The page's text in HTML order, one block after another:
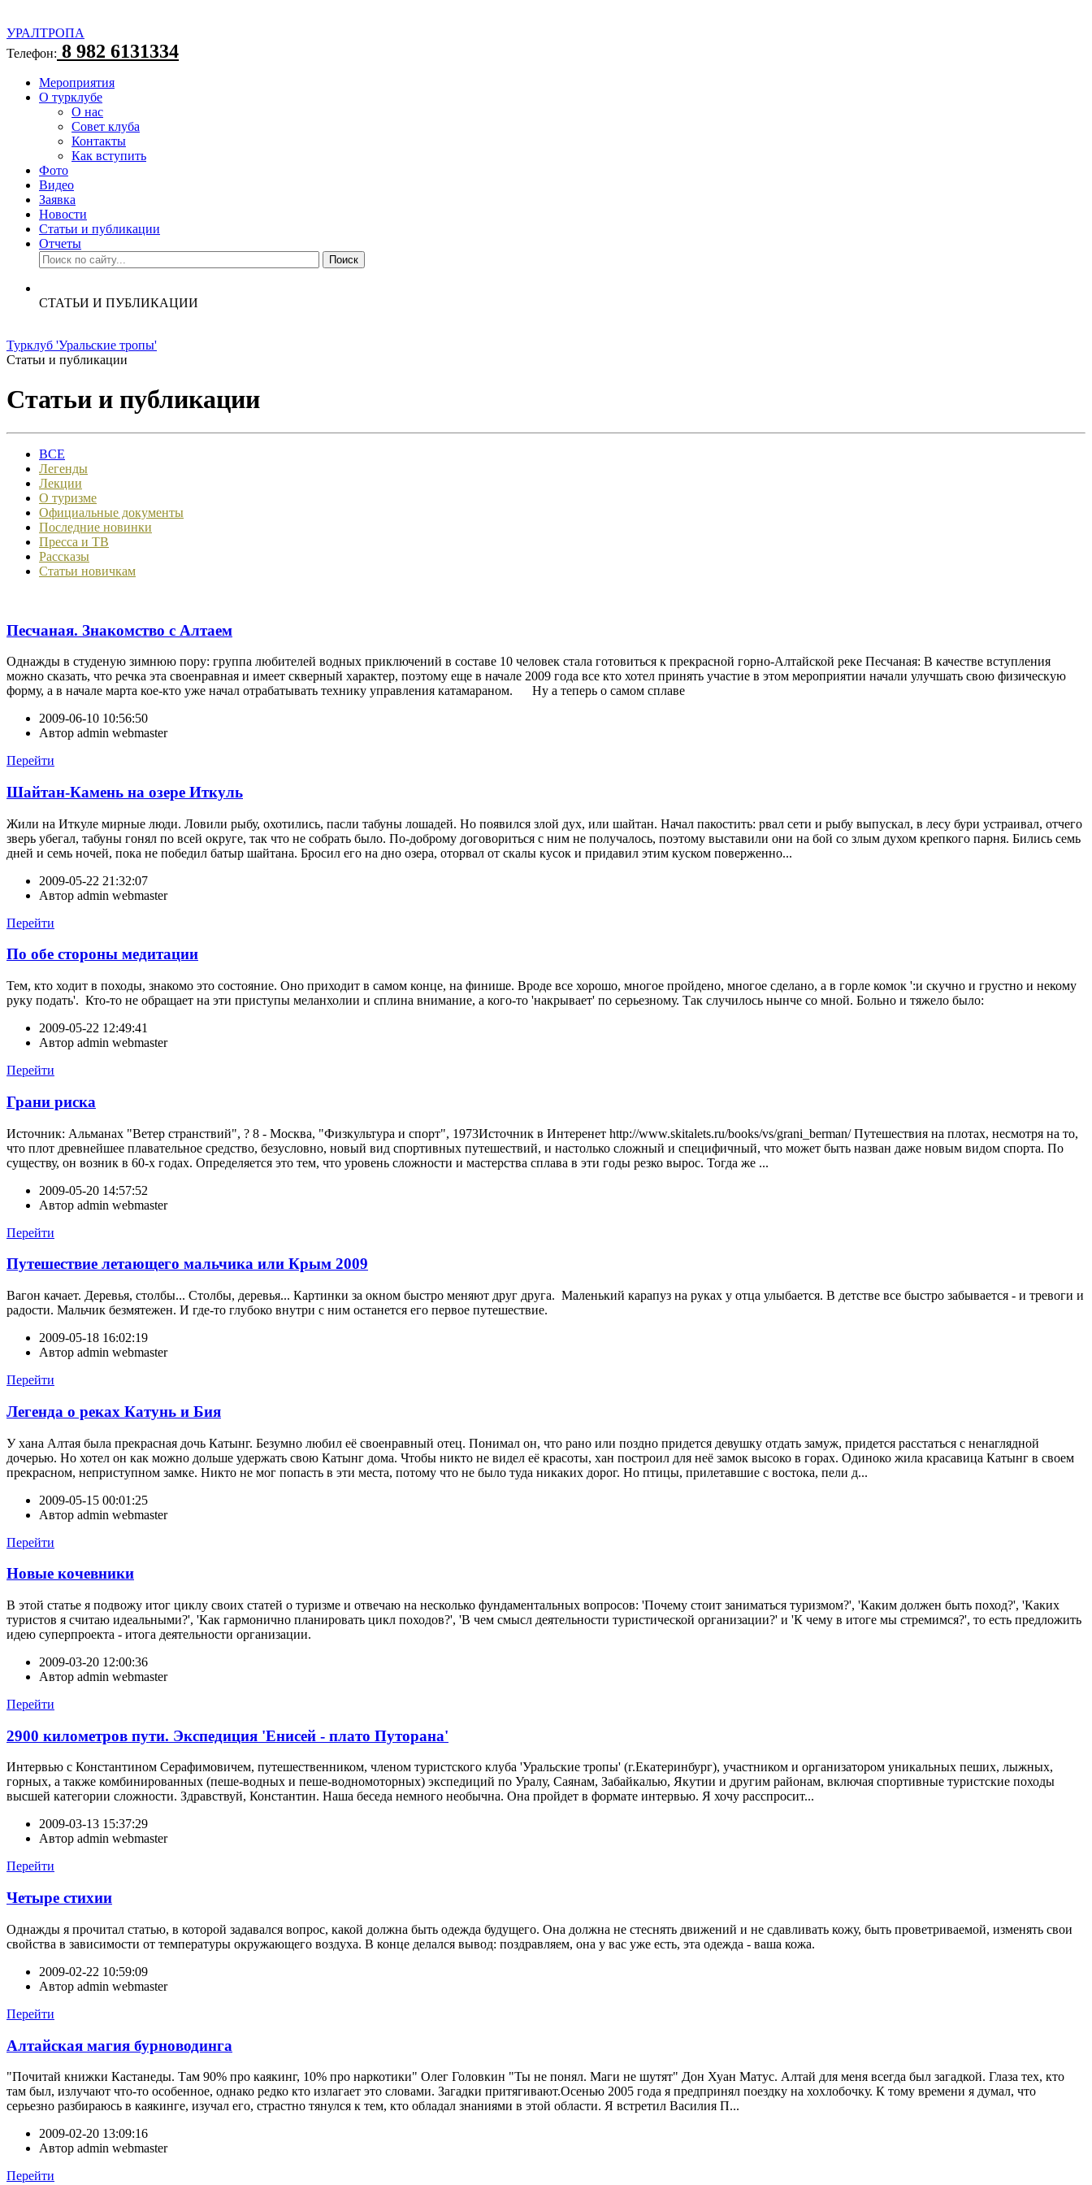
УРАЛТРОПА
Телефон: 8 982 6131334
Мероприятия
О турклубе
О нас
Совет клуба
Контакты
Как вступить
Фото
Видео
Заявка
Новости
Статьи и публикации
Отчеты
СТАТЬИ И ПУБЛИКАЦИИ
Турклуб 'Уральские тропы'
Статьи и публикации
Статьи и публикации
ВСЕ
Легенды
Лекции
О туризме
Официальные документы
Последние новинки
Пресса и ТВ
Рассказы
Статьи новичкам
Песчаная. Знакомство с Алтаем
Однажды в студеную зимнюю пору: группа любителей водных приключений в составе 10 человек стала готовиться к прекрасной горно-Алтайской реке Песчаная: В качестве вступления
можно сказать, что речка эта своенравная и имеет скверный характер, поэтому еще в начале 2009 года все кто хотел принять участие в этом мероприятии начали улучшать свою физическую
форму, а в начале марта кое-кто уже начал отрабатывать технику управления катамараном. Ну а теперь о самом сплаве
2009-06-10 10:56:50
Автор admin webmaster
Перейти
Шайтан-Камень на озере Иткуль
Жили на Иткуле мирные люди. Ловили рыбу, охотились, пасли табуны лошадей. Но появился злой дух, или шайтан. Начал пакостить: рвал сети и рыбу выпускал, в лесу бури устраивал, отчего
зверь убегал, табуны гонял по всей округе, так что не собрать было. По-доброму договориться с ним не получалось, поэтому выставили они на бой со злым духом крепкого парня. Бились семь
дней и семь ночей, пока не победил батыр шайтана. Бросил его на дно озера, оторвал от скалы кусок и придавил этим куском поверженно...
2009-05-22 21:32:07
Автор admin webmaster
Перейти
По обе стороны медитации
Тем, кто ходит в походы, знакомо это состояние. Оно приходит в самом конце, на финише. Вроде все хорошо, многое пройдено, многое сделано, а в горле комок ':и скучно и грустно и некому
руку подать'. Кто-то не обращает на эти приступы меланхолии и сплина внимание, а кого-то 'накрывает' по серьезному. Так случилось нынче со мной. Больно и тяжело было:
2009-05-22 12:49:41
Автор admin webmaster
Перейти
Грани риска
Источник: Альманах "Ветер странствий", ? 8 - Москва, "Физкультура и спорт", 1973Источник в Интеренет http://www.skitalets.ru/books/vs/grani_berman/ Путешествия на плотах, несмотря на то,
что плот древнейшее плавательное средство, безусловно, новый вид спортивных путешествий, и настолько сложный и специфичный, что может быть назван даже новым видом спорта. По
существу, он возник в 60-х годах. Определяется это тем, что уровень сложности и мастерства сплава в эти годы резко вырос. Тогда же ...
2009-05-20 14:57:52
Автор admin webmaster
Перейти
Путешествие летающего мальчика или Крым 2009
Вагон качает. Деревья, столбы... Столбы, деревья... Картинки за окном быстро меняют друг друга. Маленький карапуз на руках у отца улыбается. В детстве все быстро забывается - и тревоги и
радости. Мальчик безмятежен. И где-то глубоко внутри с ним останется его первое путешествие.
2009-05-18 16:02:19
Автор admin webmaster
Перейти
Легенда о реках Катунь и Бия
У хана Алтая была прекрасная дочь Катынг. Безумно любил её своенравный отец. Понимал он, что рано или поздно придется девушку отдать замуж, придется расстаться с ненаглядной
дочерью. Но хотел он как можно дольше удержать свою Катынг дома. Чтобы никто не видел её красоты, хан построил для неё замок высоко в горах. Одиноко жила красавица Катынг в своем
прекрасном, неприступном замке. Никто не мог попасть в эти места, потому что не было туда никаких дорог. Но птицы, прилетавшие с востока, пели д...
2009-05-15 00:01:25
Автор admin webmaster
Перейти
Новые кочевники
В этой статье я подвожу итог циклу своих статей о туризме и отвечаю на несколько фундаментальных вопросов: 'Почему стоит заниматься туризмом?', 'Каким должен быть поход?', 'Каких
туристов я считаю идеальными?', 'Как гармонично планировать цикл походов?', 'В чем смысл деятельности туристической организации?' и 'К чему в итоге мы стремимся?', то есть предложить
идею суперпроекта - итога деятельности организации.
2009-03-20 12:00:36
Автор admin webmaster
Перейти
2900 километров пути. Экспедиция 'Енисей - плато Путорана'
Интервью с Константином Серафимовичем, путешественником, членом туристского клуба 'Уральские тропы' (г.Екатеринбург), участником и организатором уникальных пеших, лыжных,
горных, а также комбинированных (пеше-водных и пеше-водномоторных) экспедиций по Уралу, Саянам, Забайкалью, Якутии и другим районам, включая спортивные туристские походы
высшей категории сложности. Здравствуй, Константин. Наша беседа немного необычна. Она пройдет в формате интервью. Я хочу расспросит...
2009-03-13 15:37:29
Автор admin webmaster
Перейти
Четыре стихии
Однажды я прочитал статью, в которой задавался вопрос, какой должна быть одежда будущего. Она должна не стеснять движений и не сдавливать кожу, быть проветриваемой, изменять свои
свойства в зависимости от температуры окружающего воздуха. В конце делался вывод: поздравляем, она у вас уже есть, эта одежда - ваша кожа.
2009-02-22 10:59:09
Автор admin webmaster
Перейти
Алтайская магия бурноводинга
"Почитай книжки Кастанеды. Там 90% про каякинг, 10% про наркотики" Олег Головкин "Ты не понял. Маги не шутят" Дон Хуан Матус. Алтай для меня всегда был загадкой. Глаза тех, кто
там был, излучают что-то особенное, однако редко кто излагает это словами. Загадки притягивают.Осенью 2005 года я предпринял поездку на хохлобочку. К тому времени я думал, что
серьезно разбираюсь в каякинге, изучал его, страстно тянулся к тем, кто обладал знаниями в этой области. Я встретил Василия П...
2009-02-20 13:09:16
Автор admin webmaster
Перейти